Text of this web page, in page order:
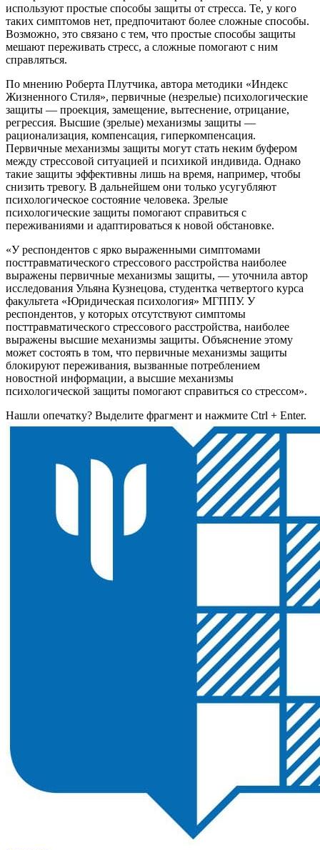
используют простые способы защиты от стресса. Те, у кого
таких симптомов нет, предпочитают более сложные способы.
Возможно, это связано с тем, что простые способы защиты
мешают переживать стресс, а сложные помогают с ним
справляться.
По мнению Роберта Плутчика, автора методики «Индекс
Жизненного Стиля», первичные (незрелые) психологические
защиты — проекция, замещение, вытеснение, отрицание,
регрессия. Высшие (зрелые) механизмы защиты —
рационализация, компенсация, гиперкомпенсация.
Первичные механизмы защиты могут стать неким буфером
между стрессовой ситуацией и психикой индивида. Однако
такие защиты эффективны лишь на время, например, чтобы
снизить тревогу. В дальнейшем они только усугубляют
психологическое состояние человека. Зрелые
психологические защиты помогают справиться с
переживаниями и адаптироваться к новой обстановке.
«У респондентов с ярко выраженными симптомами
посттравматического стрессового расстройства наиболее
выражены первичные механизмы защиты, — уточнила автор
исследования Ульяна Кузнецова, студентка четвертого курса
факультета «Юридическая психология» МГППУ. У
респондентов, у которых отсутствуют симптомы
посттравматического стрессового расстройства, наиболее
выражены высшие механизмы защиты. Объяснение этому
может состоять в том, что первичные механизмы защиты
блокируют переживания, вызванные потреблением
новостной информации, а высшие механизмы
психологической защиты помогают справиться со стрессом».
Нашли опечатку? Выделите фрагмент и нажмите Ctrl + Enter.